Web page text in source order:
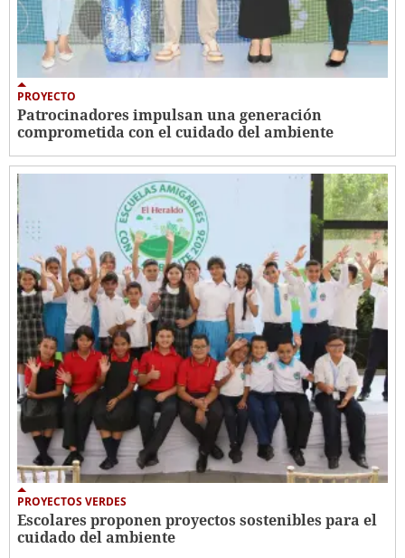
PROYECTO
Patrocinadores impulsan una generación
comprometida con el cuidado del ambiente
PROYECTOS VERDES
Escolares proponen proyectos sostenibles para el
cuidado del ambiente